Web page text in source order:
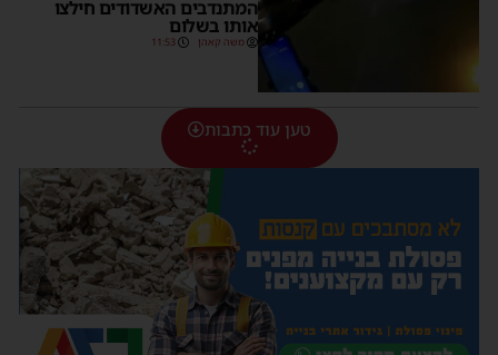
המתנדבים האשדודים חילצו
אותו בשלום
משה קאהן 11:53
טען עוד כתבות